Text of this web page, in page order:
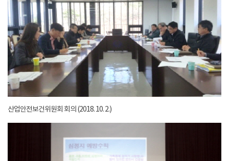
산업안전보건위원회 회의 (2018. 10. 2.)